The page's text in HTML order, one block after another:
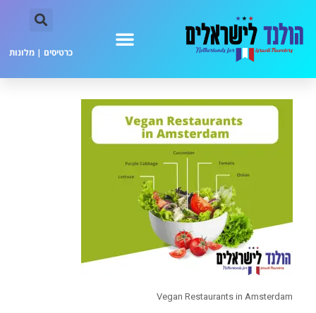
כרטיסים | מלונות
Vegan Restaurants in Amsterdam